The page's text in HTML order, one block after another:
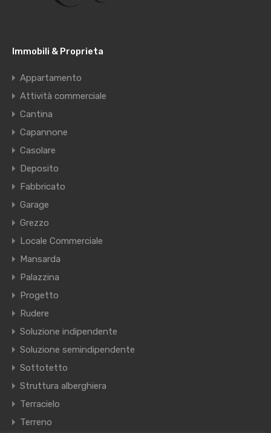
Immobili & Proprieta
Appartamento
Attività commerciale
Cantina
Capannone
Casolare
Deposito
Fabbricato
Garage
Grezzo
Locale Commerciale
Mansarda
Palazzina
Progetto
Rudere
Soluzione indipendente
Soluzione semindipendente
Sottotetto
Struttura alberghiera
Terracielo
Terreno